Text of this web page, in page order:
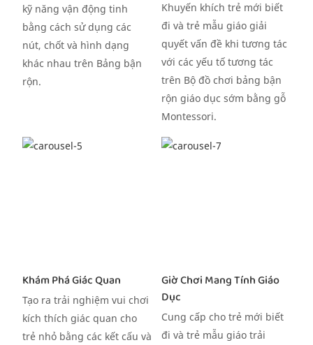
kỹ năng vận động tinh
bằng cách sử dụng các
nút, chốt và hình dạng
khác nhau trên Bảng bận
rộn.
Khuyến khích trẻ mới biết
đi và trẻ mẫu giáo giải
quyết vấn đề khi tương tác
với các yếu tố tương tác
trên Bộ đồ chơi bảng bận
rộn giáo dục sớm bằng gỗ
Montessori.
Khám Phá Giác Quan
Tạo ra trải nghiệm vui chơi
kích thích giác quan cho
trẻ nhỏ bằng các kết cấu và
Giờ Chơi Mang Tính Giáo
Dục
Cung cấp cho trẻ mới biết
đi và trẻ mẫu giáo trải